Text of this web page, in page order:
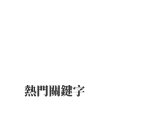
熱門關鍵字